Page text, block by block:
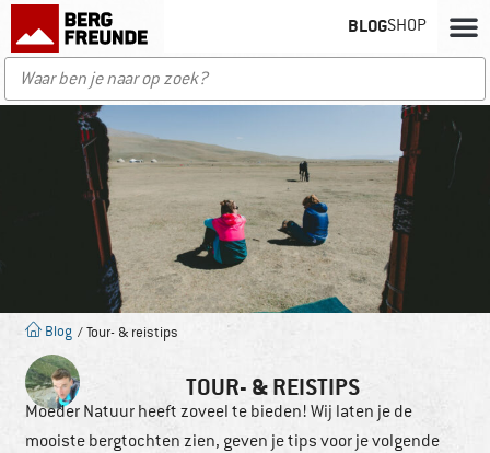
BLOGSHOP
Blog / Tour- & reistips
TOUR- & REISTIPS
Moeder Natuur heeft zoveel te bieden! Wij laten je de
mooiste bergtochten zien, geven je tips voor je volgende